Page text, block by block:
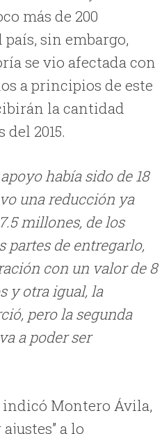
más de 200
sin embargo,
se vio afectada con
a principios de este
la cantidad
2015.
había sido de 18
una reducción ya
millones, de los
partes de entregarlo,
con un valor de 8
y otra igual, la
pero la segunda
a poder ser
indicó Montero Ávila,
a lo